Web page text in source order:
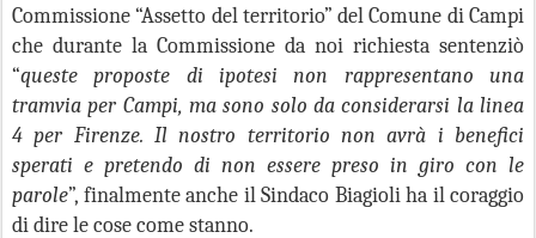
Commissione “Assetto del territorio” del Comune di Campi
che durante la Commissione da noi richiesta sentenziò
“queste proposte di ipotesi non rappresentano una
tramvia per Campi, ma sono solo da considerarsi la linea
4 per Firenze. Il nostro territorio non avrà i benefici
sperati e pretendo di non essere preso in giro con le
parole”, finalmente anche il Sindaco Biagioli ha il coraggio
di dire le cose come stanno.